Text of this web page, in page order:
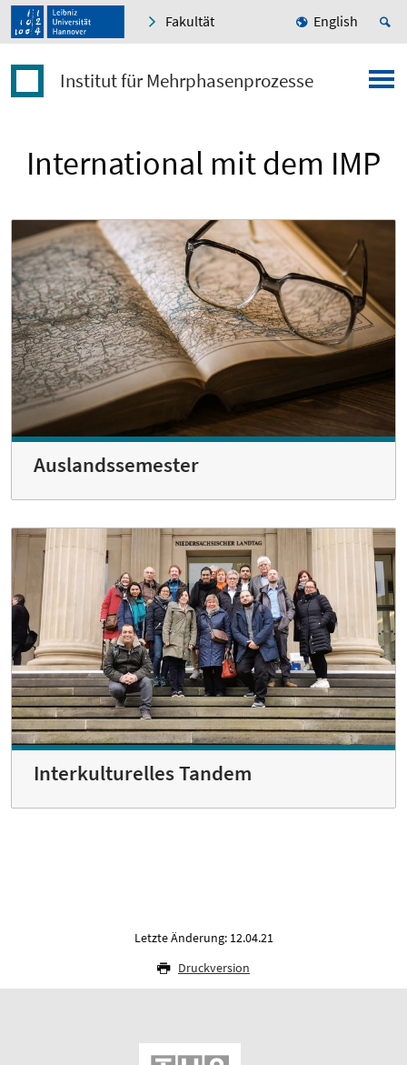
Fakultät English
Institut für Mehrphasenprozesse
International mit dem IMP
Auslandssemester
Interkulturelles­ Tandem
Letzte Änderung: 12.04.21
Druckversion